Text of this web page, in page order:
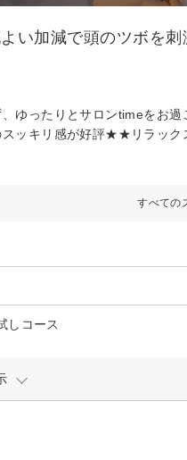
い加減で頭のツボを
ったりとサロンtimeをお過
ッキリ感が好評★★リラック
すべての
しコース